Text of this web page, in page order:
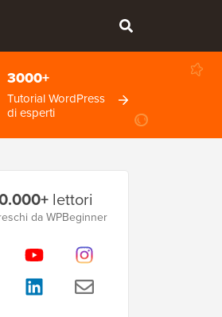
3000+
Tutorial WordPress
di esperti
lettori
da WPBeginner